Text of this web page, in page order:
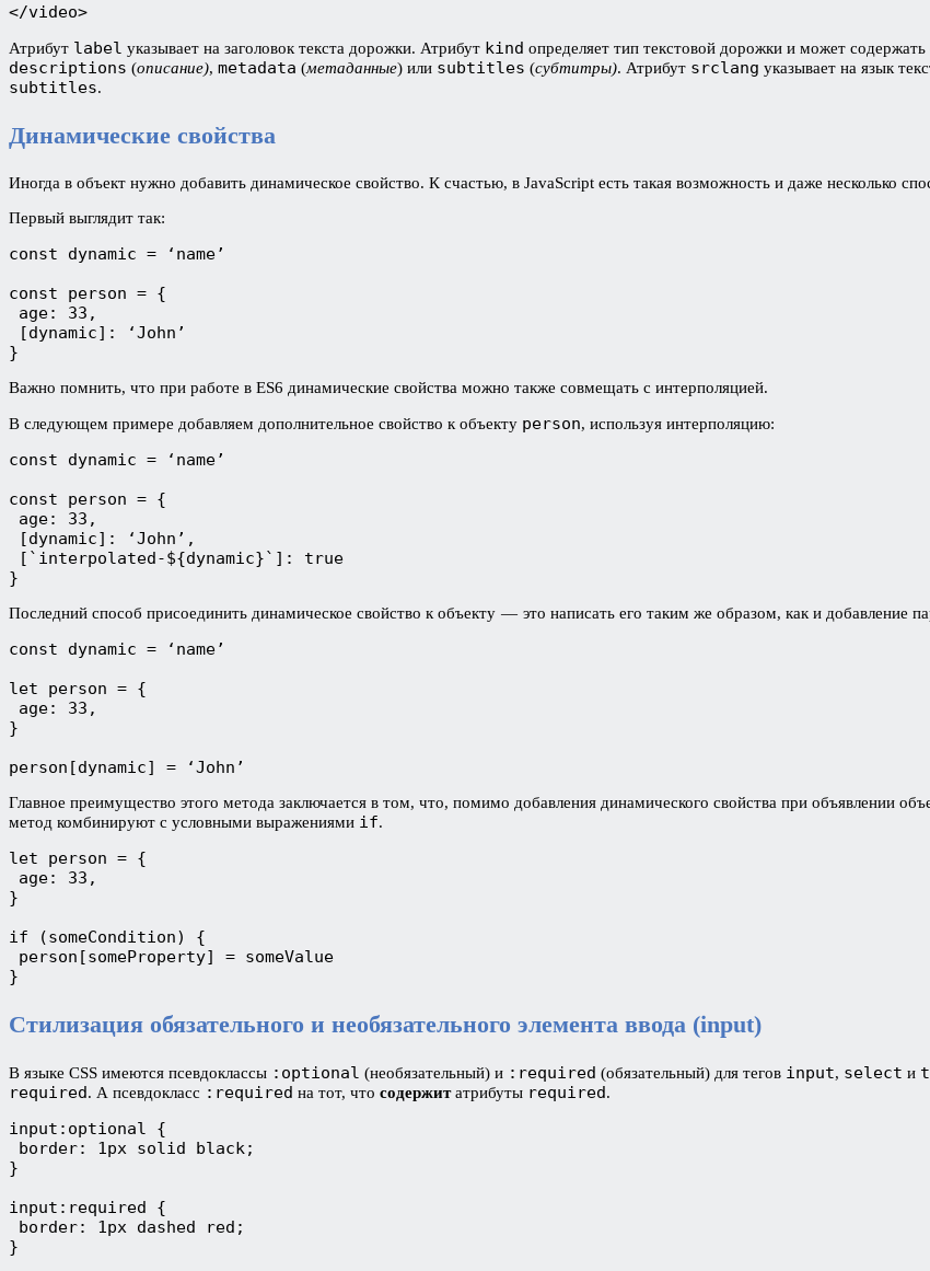
</video>
Атрибут label указывает на заголовок текста дорожки. Атрибут kind определяет тип текстовой дорожки и может
descriptions (описание), metadata (метаданные) или subtitles (субтитры). Атрибут srclang указывает на язык
subtitles.
Динамические свойства
Иногда в объект нужно добавить динамическое свойство. К счастью, в JavaScript есть такая возможность и даже несколько
Первый выглядит так:
const dynamic = ‘name’
const person = {
age: 33,
[dynamic]: ‘John’
}
Важно помнить, что при работе в ES6 динамические свойства можно также совмещать с интерполяцией.
В следующем примере добавляем дополнительное свойство к объекту person, используя интерполяцию:
const dynamic = ‘name’
const person = {
age: 33,
[dynamic]: ‘John’,
[`interpolated-${dynamic}`]: true
}
Последний способ присоединить динамическое свойство к объекту — это написать его таким же образом, как и добавление
const dynamic = ‘name’
let person = {
age: 33,
}
person[dynamic] = ‘John’
Главное преимущество этого метода заключается в том, что, помимо добавления динамического свойства при объявлении
метод комбинируют с условными выражениями if.
let person = {
age: 33,
}
if (someCondition) {
person[someProperty] = someValue
}
Стилизация обязательного и необязательного элемента ввода (input)
В языке CSS имеются псевдоклассы :optional (необязательный) и :required (обязательный) для тегов input, select и
required. А псевдокласс :required на тот, что содержитатрибуты required.
input:optional {
border: 1px solid black;
}
input:required {
border: 1px dashed red;
}